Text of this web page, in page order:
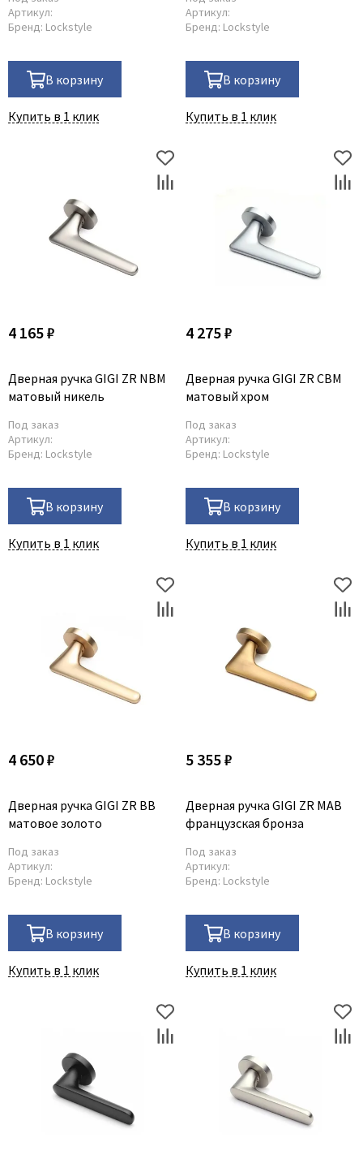
Артикул:
Бренд: Lockstyle
В корзину
Купить в 1 клик
Артикул:
Бренд: Lockstyle
В корзину
Купить в 1 клик
4 165 ₽
Дверная ручка GIGI ZR NBM
матовый никель
Под заказ
Артикул:
Бренд: Lockstyle
В корзину
Купить в 1 клик
4 275 ₽
Дверная ручка GIGI ZR CBM
матовый хром
Под заказ
Артикул:
Бренд: Lockstyle
В корзину
Купить в 1 клик
4 650 ₽
Дверная ручка GIGI ZR BB
матовое золото
Под заказ
Артикул:
Бренд: Lockstyle
В корзину
Купить в 1 клик
5 355 ₽
Дверная ручка GIGI ZR MAB
французская бронза
Под заказ
Артикул:
Бренд: Lockstyle
В корзину
Купить в 1 клик